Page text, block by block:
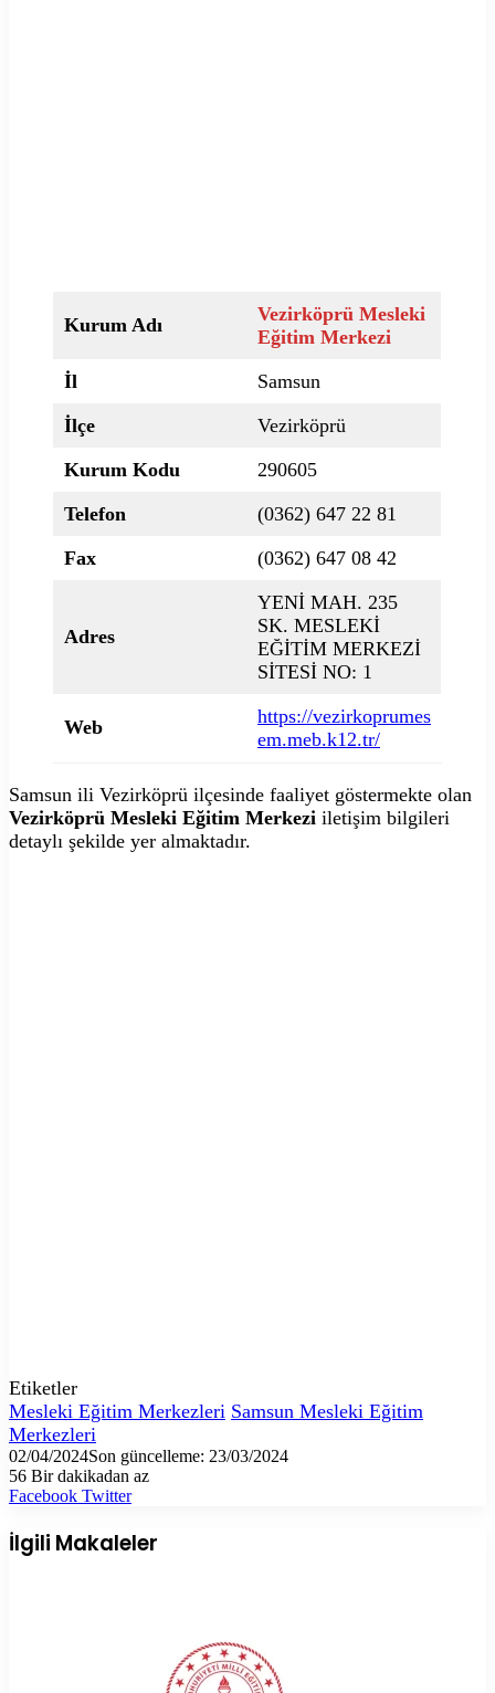
Kurum Adı
Vezirköprü Mesleki
Eğitim Merkezi
İl
Samsun
İlçe
Vezirköprü
Kurum Kodu
290605
Telefon
(0362) 647 22 81
Fax
(0362) 647 08 42
Adres
YENİ MAH. 235
SK. MESLEKİ
EĞİTİM MERKEZİ
SİTESİ NO: 1
Web
https://vezirkoprumes
em.meb.k12.tr/
Samsun ili Vezirköprü ilçesinde faaliyet göstermekte olan
Vezirköprü Mesleki Eğitim Merkezi iletişim bilgileri
detaylı şekilde yer almaktadır.
Etiketler
Mesleki Eğitim Merkezleri Samsun Mesleki Eğitim
Merkezleri
02/04/2024Son güncelleme: 23/03/2024
56 Bir dakikadan az
Facebook TwitterLinkedIn
Tumblr
Pinterest
Reddit
VKontakte
E-
ile
paylaş
Yazdır
İlgili Makaleler